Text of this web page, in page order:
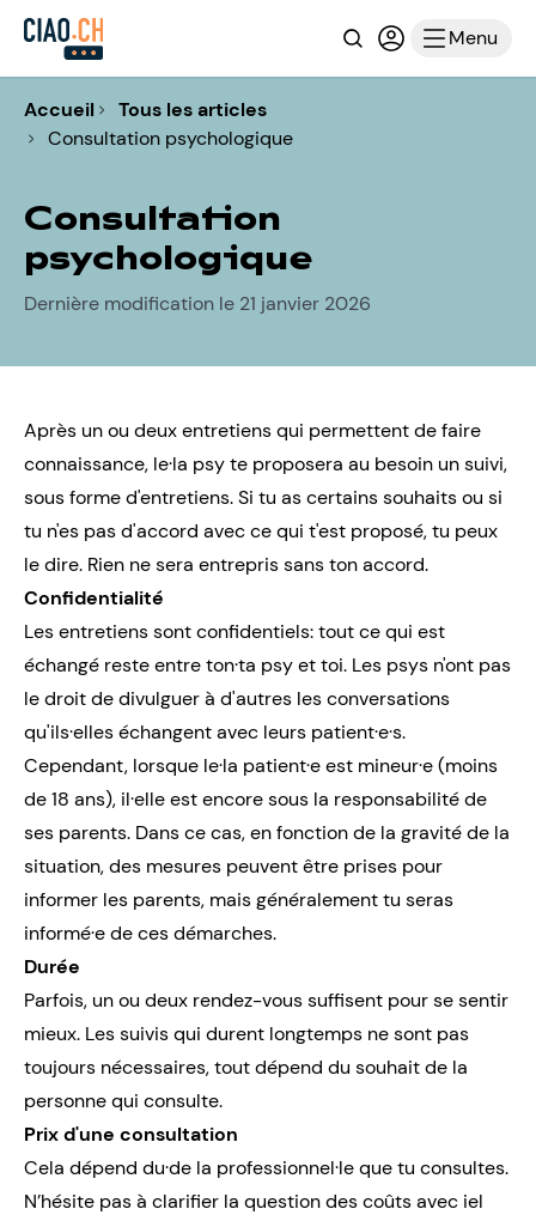
RechercheConnexion
Menu
Accueil
Tous les articles
Consultation psychologique
Consultation
psychologique
Dernière modification le 21 janvier 2026
Après un ou deux entretiens qui permettent de faire
connaissance, le·la psy te proposera au besoin un suivi,
sous forme d'entretiens. Si tu as certains souhaits ou si
tu n'es pas d'accord avec ce qui t'est proposé, tu peux
le dire. Rien ne sera entrepris sans ton accord.
Confidentialité
Les entretiens sont confidentiels: tout ce qui est
échangé reste entre ton·ta psy et toi. Les psys n'ont pas
le droit de divulguer à d'autres les conversations
qu'ils·elles échangent avec leurs patient·e·s.
Cependant, lorsque le·la patient·e est mineur·e (moins
de 18 ans), il·elle est encore sous la responsabilité de
ses parents. Dans ce cas, en fonction de la gravité de la
situation, des mesures peuvent être prises pour
informer les parents, mais généralement tu seras
informé·e de ces démarches.
Durée
Parfois, un ou deux rendez-vous suffisent pour se sentir
mieux. Les suivis qui durent longtemps ne sont pas
toujours nécessaires, tout dépend du souhait de la
personne qui consulte.
Prix d'une consultation
Cela dépend du·de la professionnel·le que tu consultes.
N’hésite pas à clarifier la question des coûts avec iel